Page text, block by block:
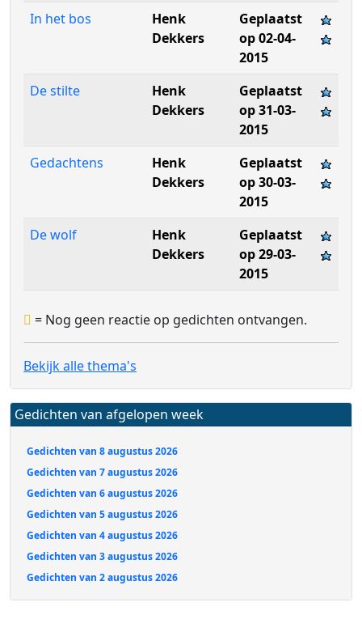
In het bos
Henk
Dekkers
Geplaatst
op 02-04-
2015
De stilte
Henk
Dekkers
Geplaatst
op 31-03-
2015
Gedachtens
Henk
Dekkers
Geplaatst
op 30-03-
2015
De wolf
Henk
Dekkers
Geplaatst
op 29-03-
2015
= Nog geen reactie op gedichten ontvangen.
Bekijk alle thema's
Gedichten van afgelopen week
Gedichten van 8 augustus 2026
Gedichten van 7 augustus 2026
Gedichten van 6 augustus 2026
Gedichten van 5 augustus 2026
Gedichten van 4 augustus 2026
Gedichten van 3 augustus 2026
Gedichten van 2 augustus 2026